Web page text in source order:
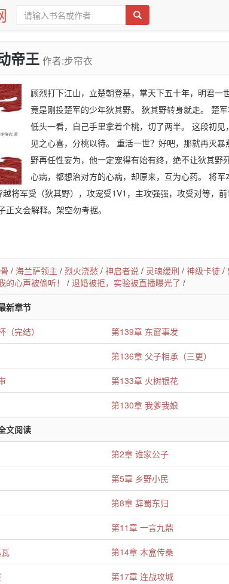
帝王 作者:步帘衣
顾烈打下江山，立楚朝登基，掌天下五十年，明君
竟是刚投楚军的少年狄其野。 狄其野转身就走。 楚
低头一看，自己手里拿着个桃，切了两半。 这段初
见之心喜，分桃以待。 重活一世？好吧，那就再灭
野再任性妄为，他一定宠得有始有终，绝不让狄其
心病，都想治对方的心病，却原来，互为心药。 将
越将军受（狄其野），攻宠受1V1，主攻强强，攻受对等，
正文会解释。架空勿考据。
/ 海兰萨领主 / 烈火浇愁 / 神启者说 / 灵魂缓刑 / 神级卡徒 /
的心声被偷听！
/ 退婚被拒，实验被直播曝光了 /
新章节
完结） 第139章 东窗事发
第136章 父子相承（三更）
第133章 火树银花
第130章 我爹我娘
文阅读
第2章 谁家公子
第5章 乡野小民
第8章 辞蜀东归
第11章 一言九鼎
第14章 木盒传桑
第17章 连战攻城